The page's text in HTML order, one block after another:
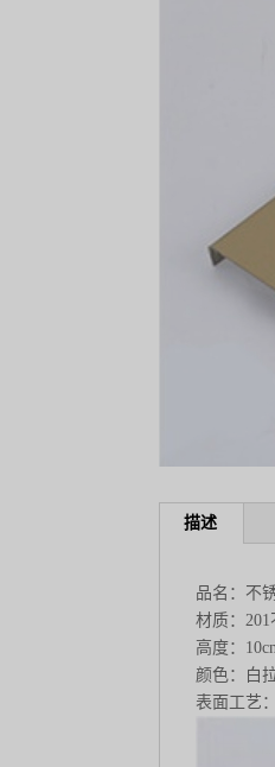
描述
品名：不
材质：
高度：
颜色：白
表面工艺